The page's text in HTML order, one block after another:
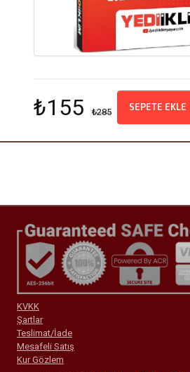
₺155 ₺285 SEPETE EKLE
KVKK
Şartlar
Teslimat/İade
Mesafeli Satış
Kur Gözlem